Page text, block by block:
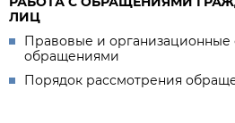
ЛИЦ
Правовые и организационные
обращениями
Порядок рассмотрения